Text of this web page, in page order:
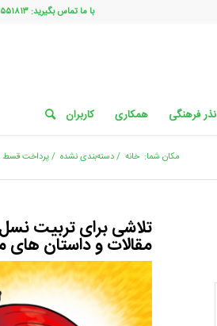
با ما تماس بگیرید: ۰۲۱۳۳۵۵۱۸۱۳
نذر فرهنگی همکاری کاربران
مکان شما: خانه /دسته‌بندی نشده /پرداخت
تلاشی برای تربیت
مقالات و داستان